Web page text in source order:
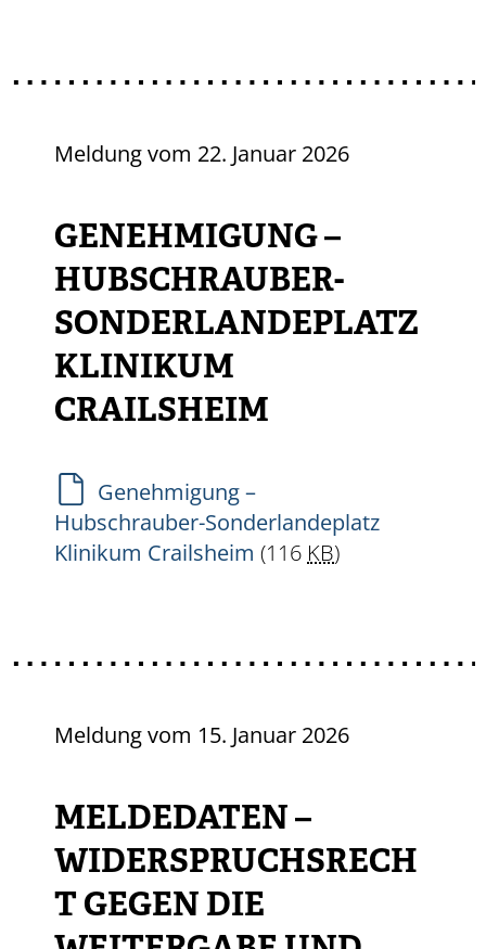
Meldung vom 22. Januar 2026
GENEHMIGUNG –
HUBSCHRAUBER-
SONDERLANDEPLATZ
KLINIKUM
CRAILSHEIM
Genehmigung –
Hubschrauber-Sonderlandeplatz
Klinikum Crailsheim (116 KB)
Meldung vom 15. Januar 2026
MELDEDATEN –
WIDERSPRUCHSRECH
T GEGEN DIE